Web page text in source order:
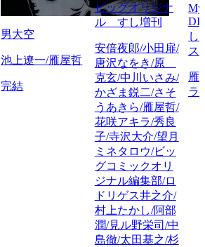
男大空
池上遼一/雁屋哲
完結
ビッグオリジナ
ル すし増刊
安倍夜郎/小田扉/
唐沢なをき/原
克玄/中川いさみ/
かざま鋭二/さそ
うあきら/雁屋哲/
花咲アキラ/秀良
子/寺沢大介/望月
ミネタロウ/ビッ
グコミックオリ
ジナル編集部/ロ
ドリゲス井之介/
村上たかし/阿部
潤/見ル野栄司/中
島徹/太田基之/杉
My
し
ス
雁
ラ